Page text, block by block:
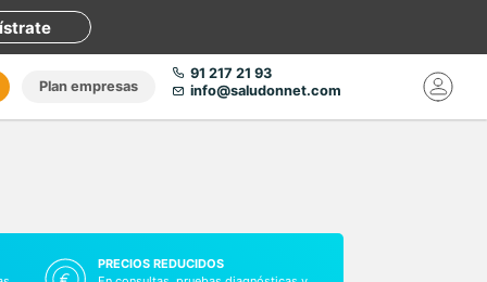
Plan empresas
91 217 21 93
info@saludonnet.com
PRECIOS REDUCIDOS